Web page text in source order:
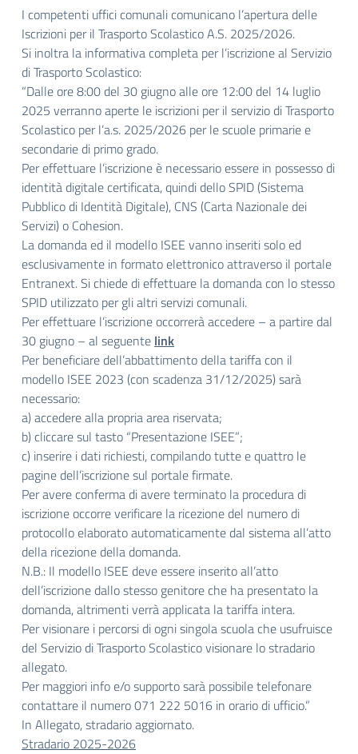
I competenti uffici comunali comunicano l’apertura delle
Iscrizioni per il Trasporto Scolastico A.S. 2025/2026.
Si inoltra la informativa completa per l’iscrizione al Servizio
di Trasporto Scolastico:
“Dalle ore 8:00 del 30 giugno alle ore 12:00 del 14 luglio
2025 verranno aperte le iscrizioni per il servizio di Trasporto
Scolastico per l’a.s. 2025/2026 per le scuole primarie e
secondarie di primo grado.
Per effettuare l’iscrizione è necessario essere in possesso di
identità digitale certificata, quindi dello SPID (Sistema
Pubblico di Identità Digitale), CNS (Carta Nazionale dei
Servizi) o Cohesion.
La domanda ed il modello ISEE vanno inseriti solo ed
esclusivamente in formato elettronico attraverso il portale
Entranext. Si chiede di effettuare la domanda con lo stesso
SPID utilizzato per gli altri servizi comunali.
Per effettuare l’iscrizione occorrerà accedere – a partire dal
30 giugno – al seguente link
Per beneficiare dell’abbattimento della tariffa con il
modello ISEE 2023 (con scadenza 31/12/2025) sarà
necessario:
a) accedere alla propria area riservata;
b) cliccare sul tasto “Presentazione ISEE”;
c) inserire i dati richiesti, compilando tutte e quattro le
pagine dell’iscrizione sul portale firmate.
Per avere conferma di avere terminato la procedura di
iscrizione occorre verificare la ricezione del numero di
protocollo elaborato automaticamente dal sistema all’atto
della ricezione della domanda.
N.B.: Il modello ISEE deve essere inserito all’atto
dell’iscrizione dallo stesso genitore che ha presentato la
domanda, altrimenti verrà applicata la tariffa intera.
Per visionare i percorsi di ogni singola scuola che usufruisce
del Servizio di Trasporto Scolastico visionare lo stradario
allegato.
Per maggiori info e/o supporto sarà possibile telefonare
contattare il numero 071 222 5016 in orario di ufficio.”
In Allegato, stradario aggiornato.
Stradario 2025-2026